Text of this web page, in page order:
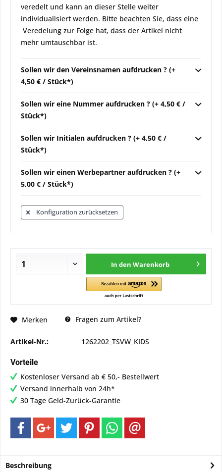
veredelt und kann an dieser Stelle weiter
individualisiert werden. Bitte beachten Sie, dass eine
Veredelung zur Folge hat, dass der Artikel nicht
mehr umtauschbar ist.
Sollen wir den Vereinsnamen aufdrucken ? (+
4,50 € / Stück*)
Sollen wir eine Nummer aufdrucken ? (+ 4,50 € /
Stück*)
Sollen wir Initialen aufdrucken ? (+ 4,50 € /
Stück*)
Sollen wir einen Werbepartner aufdrucken ? (+
5,00 € / Stück*)
Konfiguration zurücksetzen
In den Warenkorb
Merken Fragen zum Artikel?
Artikel-Nr.: 1262202_TSVW_KIDS
Vorteile
Kostenloser Versand ab € 50,- Bestellwert
Versand innerhalb von 24h*
30 Tage Geld-Zurück-Garantie
Beschreibung